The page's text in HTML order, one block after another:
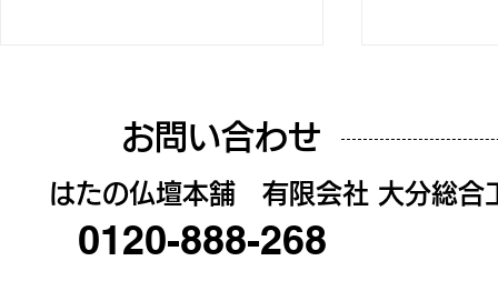
○○○○○○○○○○
お問い合わせ
はたの仏壇本舗 有限会社 大分総合
0120-888-268